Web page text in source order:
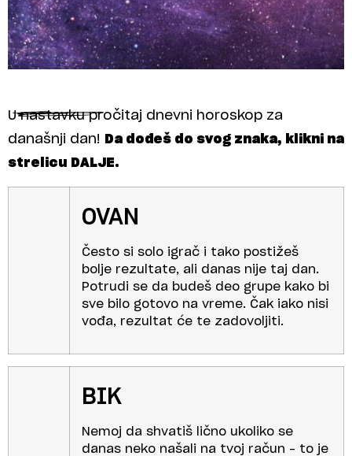
U nastavku pročitaj dnevni horoskop za
današnji dan!
Da dođeš do svog znaka, klikni na
strelicu DALJE.
OVAN
Često si solo igrač i tako postižeš
bolje rezultate, ali danas nije taj dan.
Potrudi se da budeš deo grupe kako bi
sve bilo gotovo na vreme. Čak iako nisi
vođa, rezultat će te zadovoljiti.
BIK
Nemoj da shvatiš lično ukoliko se
danas neko našali na tvoj račun – to je